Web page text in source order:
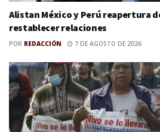
Alistan México y Perú reapertura
restablecer relaciones
POR REDACCIÓN 7 DE AGOSTO DE 2026